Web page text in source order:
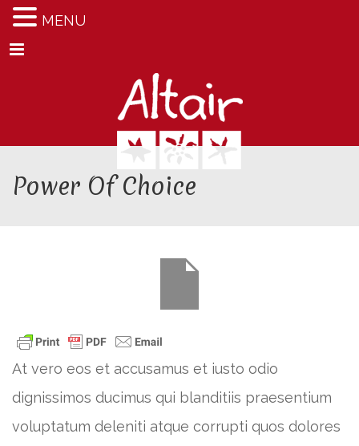
Menu
Power Of Choice
At vero eos et accusamus et iusto odio
dignissimos ducimus qui blanditiis praesentium
voluptatum deleniti atque corrupti quos dolores
MENU